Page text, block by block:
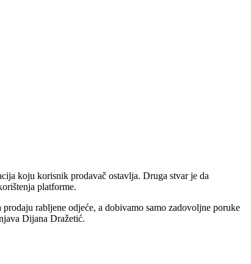
koju korisnik prodavač ostavlja. Druga stvar je da
platforme.
rabljene odjeće, a dobivamo samo zadovoljne poruke
Dijana Dražetić.